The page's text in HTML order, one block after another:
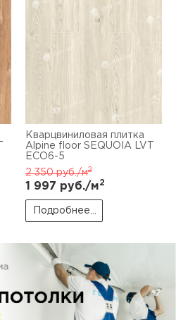
Кварцвиниловая плитка
Alpine floor SEQUOIA LVT
ЕСО6-5
2 350руб./м2
1 997 руб./м2
Подробнее...